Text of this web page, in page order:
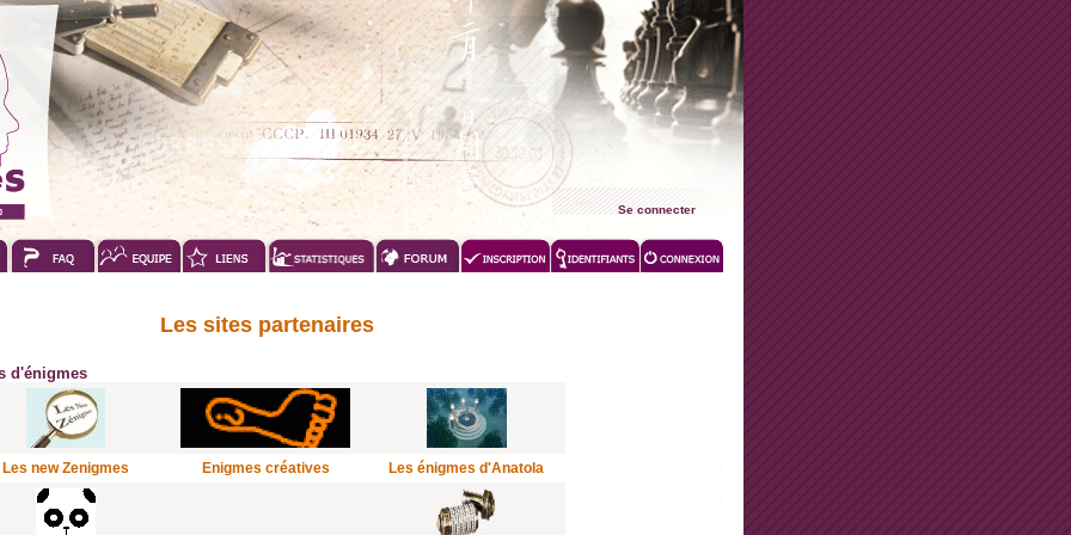
Se connecter
Les sites partenaires
d'énigmes
Les new Zenigmes Enigmes créatives Les énigmes d'Anatola